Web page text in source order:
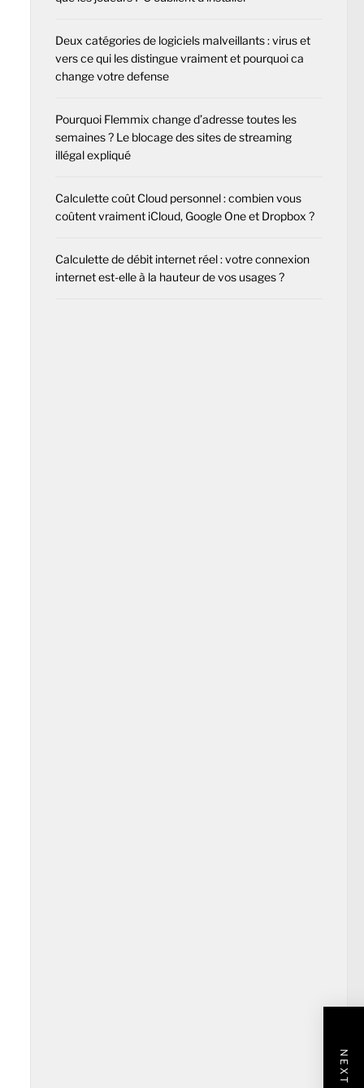
Deux catégories de logiciels malveillants : virus et
vers ce qui les distingue vraiment et pourquoi ca
change votre defense
Pourquoi Flemmix change d’adresse toutes les
semaines ? Le blocage des sites de streaming
illégal expliqué
Calculette coût Cloud personnel : combien vous
coûtent vraiment iCloud, Google One et Dropbox ?
Calculette de débit internet réel : votre connexion
internet est-elle à la hauteur de vos usages ?